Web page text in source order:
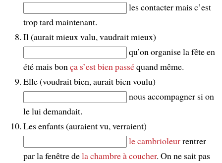
les contacter mais c’est
trop tard maintenant.
Il (aurait mieux valu, vaudrait mieux)
qu’on organise la fête en
été mais bon ça s’est bien passéquand même.
Elle (voudrait bien, aurait bien voulu)
nous accompagner si on
le lui demandait.
Les enfants (auraient vu, verraient)
le cambrioleurrentrer
par la fenêtre dela chambre à coucher. On ne sait pas